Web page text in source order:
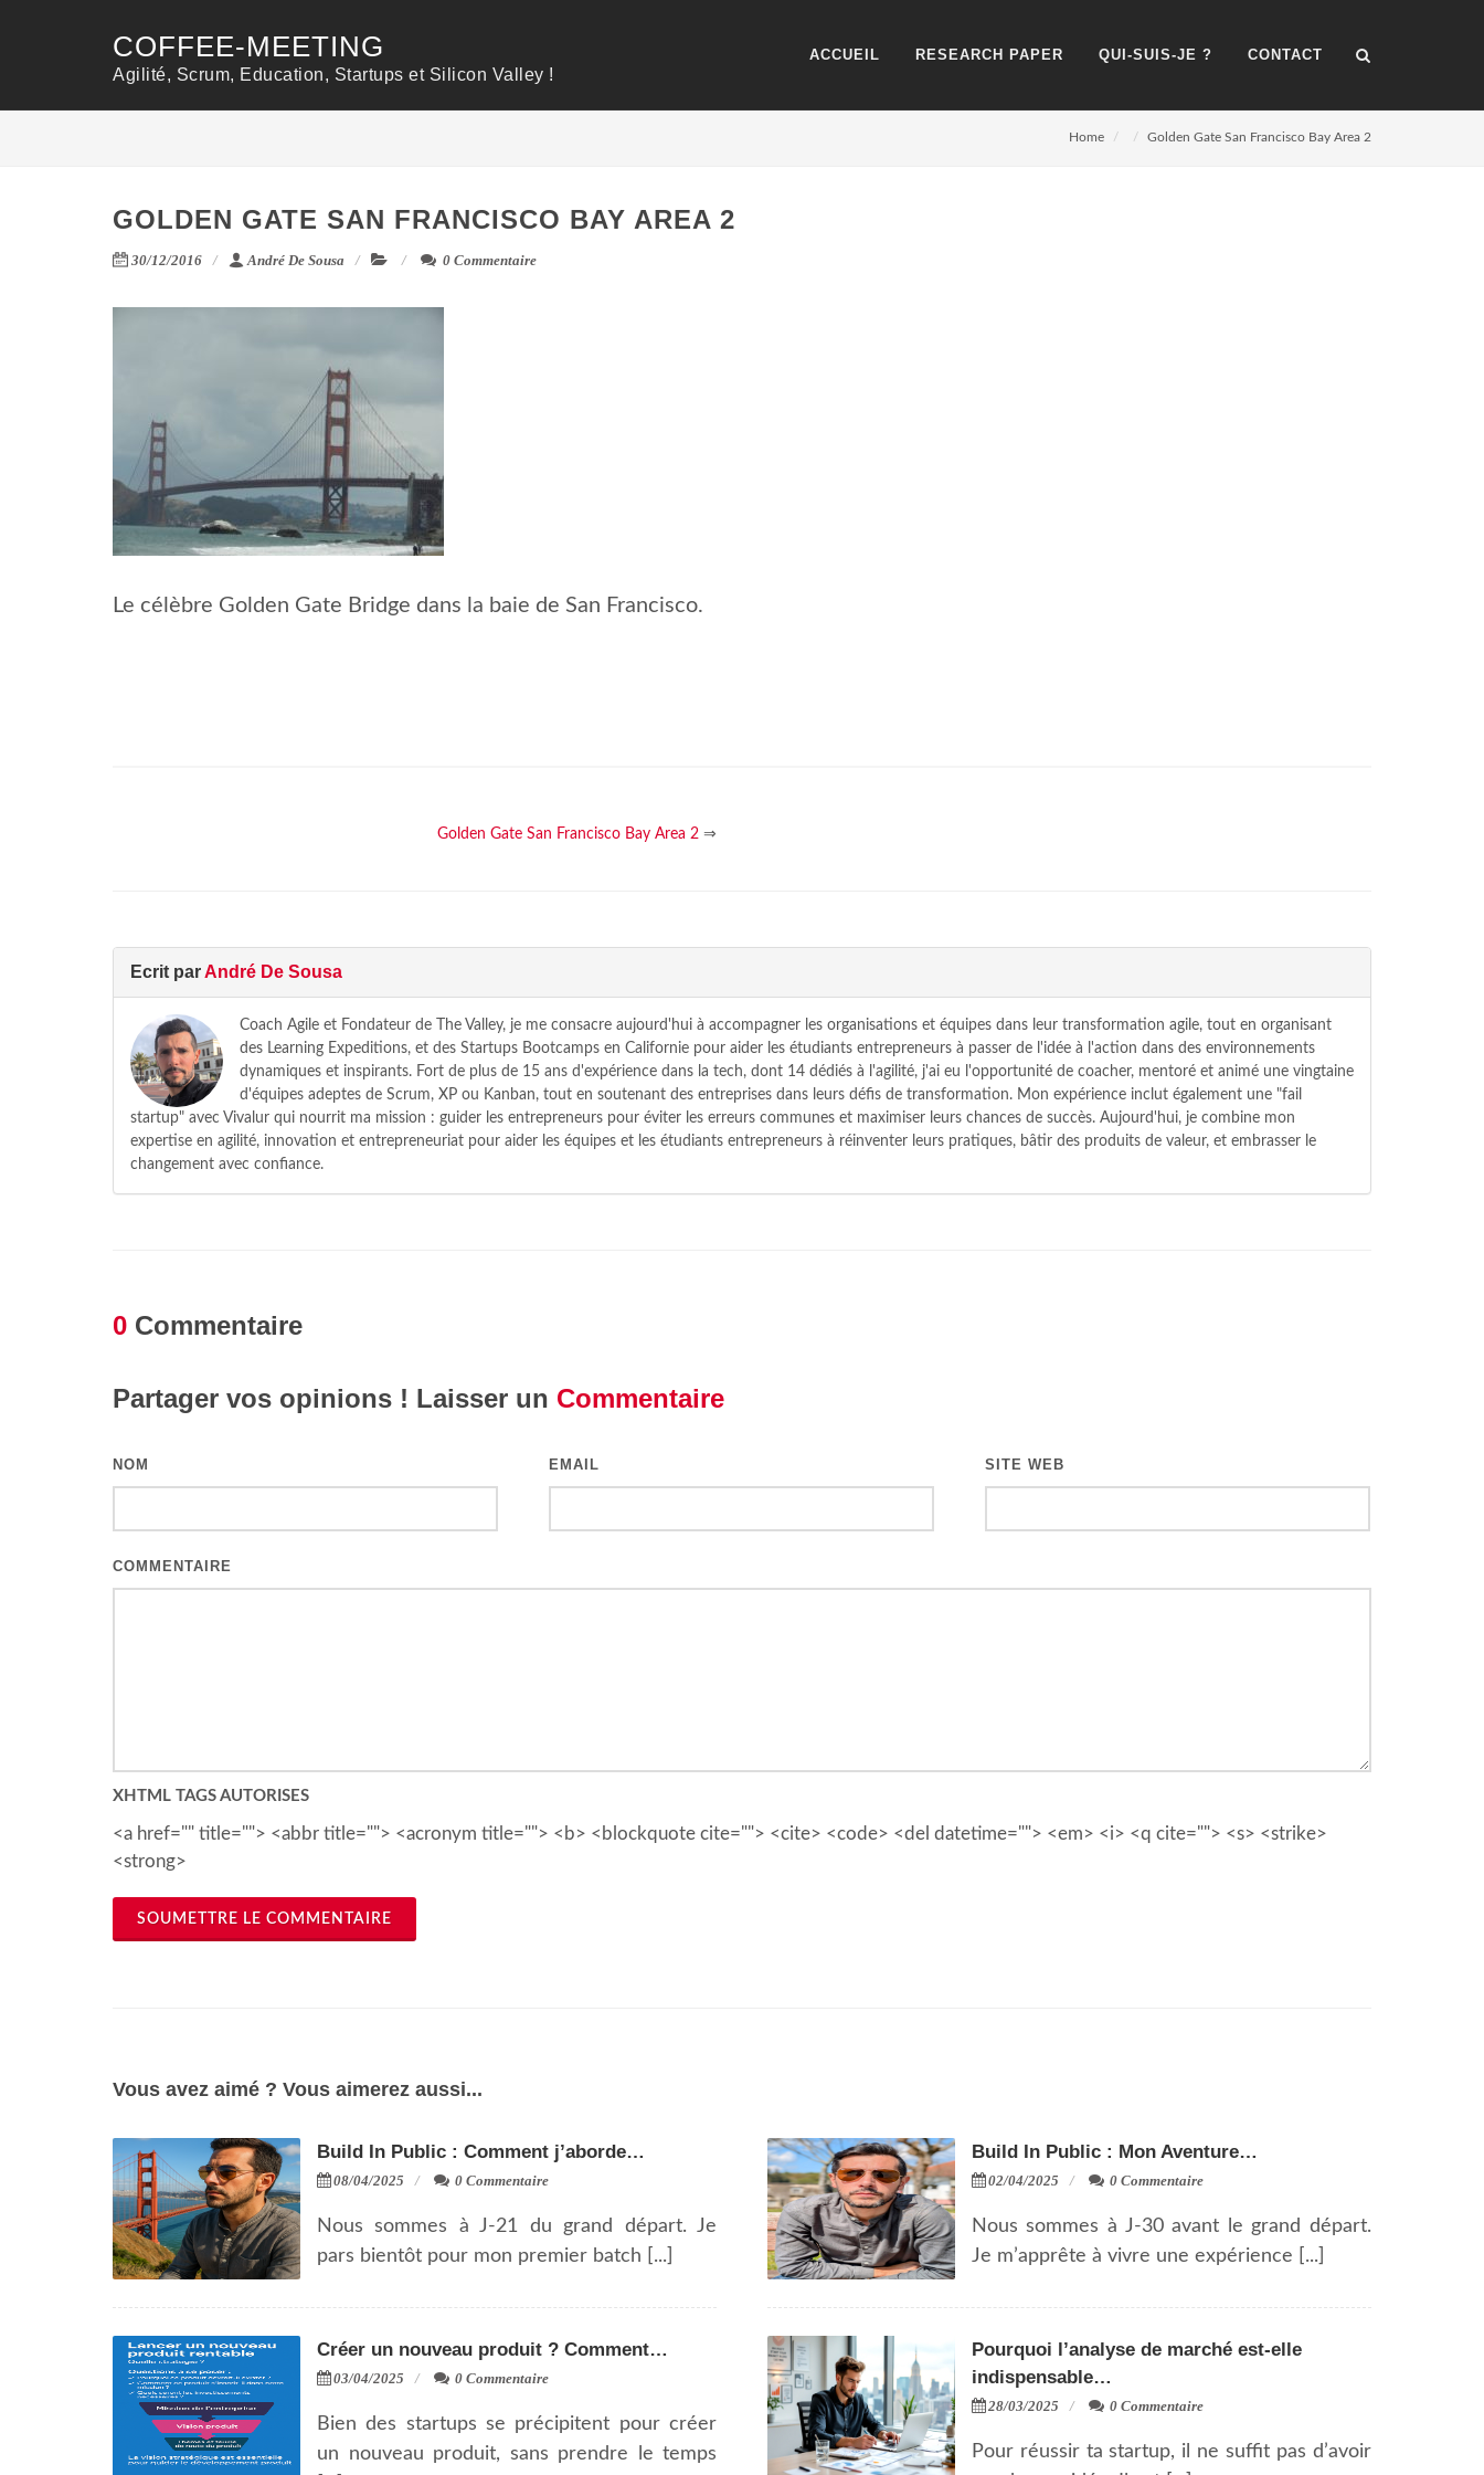
COFFEE-MEETING
Agilité, Scrum, Education, Startups et Silicon Valley !
ACCUEIL RESEARCH PAPER QUI-SUIS-JE ? CONTACT
Home Golden Gate San Francisco Bay Area 2
GOLDEN GATE SAN FRANCISCO BAY AREA 2
30/12/2016 André De Sousa 0 Commentaire
Le célèbre Golden Gate Bridge dans la baie de San Francisco.
Golden Gate San Francisco Bay Area 2 ⇒
Ecrit parAndré De Sousa
Coach Agile et Fondateur de The Valley, je me consacre aujourd'hui à accompagner les organisations et équipes dans leur transformation agile, tout en organisant
des Learning Expeditions, et des Startups Bootcamps en Californie pour aider les étudiants entrepreneurs à passer de l'idée à l'action dans des environnements
dynamiques et inspirants. Fort de plus de 15 ans d'expérience dans la tech, dont 14 dédiés à l'agilité, j'ai eu l'opportunité de coacher, mentoré et animé une vingtaine
d'équipes adeptes de Scrum, XP ou Kanban, tout en soutenant des entreprises dans leurs défis de transformation. Mon expérience inclut également une "fail
startup" avec Vivalur qui nourrit ma mission : guider les entrepreneurs pour éviter les erreurs communes et maximiser leurs chances de succès. Aujourd'hui, je combine mon
expertise en agilité, innovation et entrepreneuriat pour aider les équipes et les étudiants entrepreneurs à réinventer leurs pratiques, bâtir des produits de valeur, et embrasser le
changement avec confiance.
0 Commentaire
Partager vos opinions ! Laisser un Commentaire
NOM EMAIL SITE WEB
COMMENTAIRE
XHTML TAGS AUTORISES
<a href="" title=""> <abbr title=""> <acronym title=""> <b> <blockquote cite=""> <cite> <code> <del datetime=""> <em> <i> <q cite=""> <s> <strike>
<strong>
SOUMETTRE LE COMMENTAIRE
Vous avez aimé ? Vous aimerez aussi...
Build In Public : Comment j’aborde…
08/04/2025 0 Commentaire
Nous sommes à J-21 du grand départ. Je
pars bientôt pour mon premier batch [...]
Créer un nouveau produit ? Comment…
03/04/2025 0 Commentaire
Bien des startups se précipitent pour créer
un nouveau produit, sans prendre le temps
Build In Public : Mon Aventure…
02/04/2025 0 Commentaire
Nous sommes à J-30 avant le grand départ.
Je m’apprête à vivre une expérience [...]
Pourquoi l’analyse de marché est-elle
indispensable…
28/03/2025 0 Commentaire
Pour réussir ta startup, il ne suffit pas d’avoir